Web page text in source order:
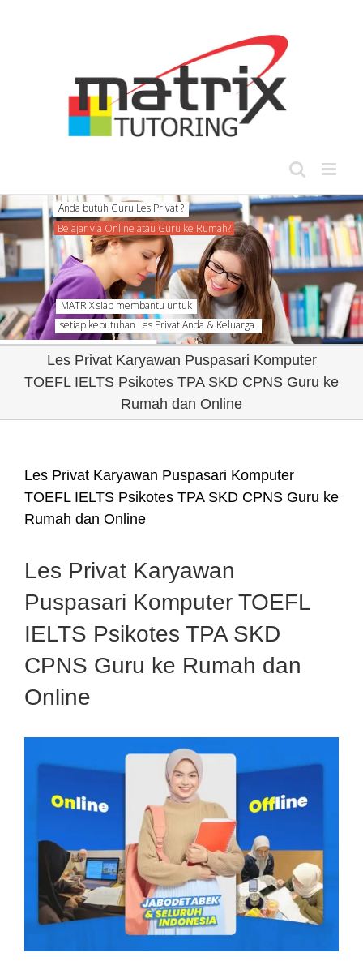
setiap kebutuhan Les Privat Anda & Keluarga.
Les Privat Karyawan Puspasari Komputer
TOEFL IELTS Psikotes TPA SKD CPNS Guru ke
Rumah dan Online
Les Privat Karyawan Puspasari Komputer
TOEFL IELTS Psikotes TPA SKD CPNS Guru ke
Rumah dan Online
Les Privat Karyawan
Puspasari Komputer TOEFL
IELTS Psikotes TPA SKD
CPNS Guru ke Rumah dan
Online